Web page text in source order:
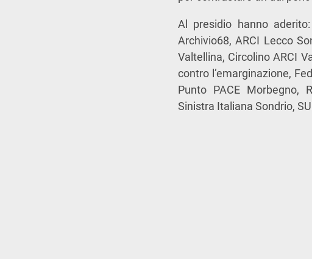
Al presidio hanno
Archivio68, ARCI Lecco
Valtellina, Circolino ARCI
contro l’emarginazione,
Punto PACE Morbegno,
Sinistra Italiana Sondrio,